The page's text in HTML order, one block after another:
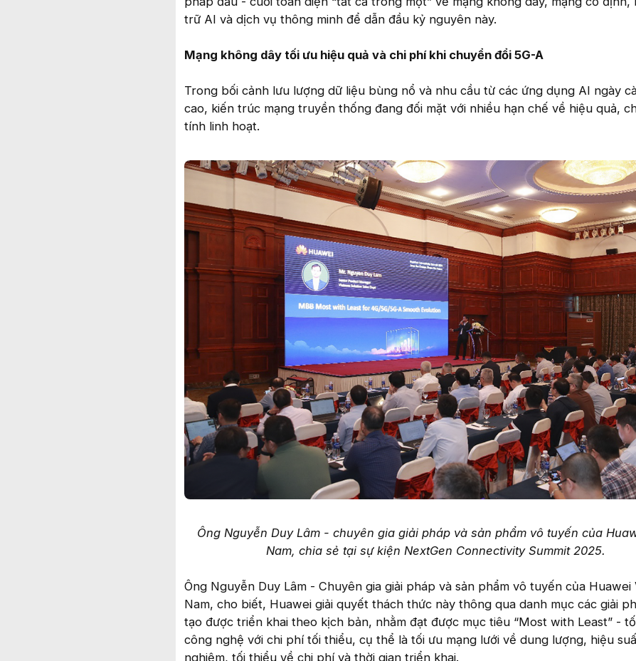
trữ AI và dịch vụ thông minh để dẫn đầu kỷ nguyên này.
Mạng không dây tối ưu hiệu quả và chi phí khi chuyển đổi 5G-A
Trong bối cảnh lưu lượng dữ liệu bùng nổ và nhu cầu từ các ứng dụng AI ngày
cao, kiến trúc mạng truyền thống đang đối mặt với nhiều hạn chế về hiệu quả,
tính linh hoạt.
Ông Nguyễn Duy Lâm - chuyên gia giải pháp và sản phẩm vô tuyến của
Nam, chia sẻ tại sự kiện NextGen Connectivity Summit 2025.
Ông Nguyễn Duy Lâm - Chuyên gia giải pháp và sản phẩm vô tuyến của Huawei
Nam, cho biết, Huawei giải quyết thách thức này thông qua danh mục các giải
tạo được triển khai theo kịch bản, nhằm đạt được mục tiêu “Most with Least” -
công nghệ với chi phí tối thiểu, cụ thể là tối ưu mạng lưới về dung lượng, hiệu
nghiệm, tối thiểu về chi phí và thời gian triển khai.